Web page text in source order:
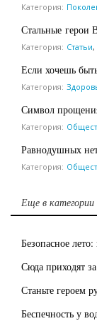
Категория:
Стальные герои
Категория: Статьи,
Если хочешь
Категория:
Символ
Категория:
Равнодушных
Категория:
Еще в категории
Безопасное
Сюда приходят
Станьте героем
Беспечность у